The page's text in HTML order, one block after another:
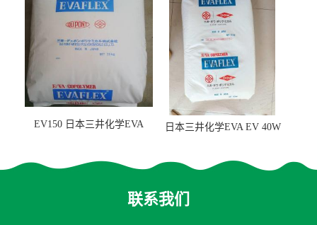
EV150 日本三井化学EVA
日本三井化学EVA EV 40W
联系我们